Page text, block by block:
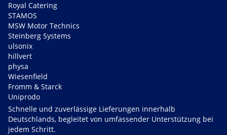
Royal Catering
STAMOS
MSW Motor Technics
Steinberg Systems
ulsonix
hillvert
physa
Wiesenfield
Fromm & Starck
Uniprodo
Schnelle und zuverlässige Lieferungen innerhalb
Deutschlands, begleitet von umfassender Unterstützung bei
jedem Schritt.